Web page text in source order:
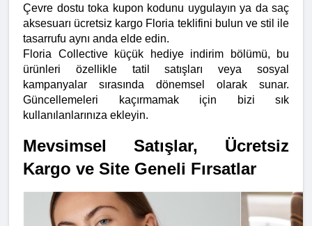
Çevre dostu toka kupon kodunu uygulayın ya da saç
aksesuarı ücretsiz kargo Floria teklifini bulun ve stil ile
tasarrufu aynı anda elde edin.
Floria Collective küçük hediye indirim bölümü, bu
ürünleri özellikle tatil satışları veya sosyal
kampanyalar sırasında dönemsel olarak sunar.
Güncellemeleri kaçırmamak için bizi sık
kullanılanlarınıza ekleyin.
Mevsimsel Satışlar, Ücretsiz
Kargo ve Site Geneli Fırsatlar